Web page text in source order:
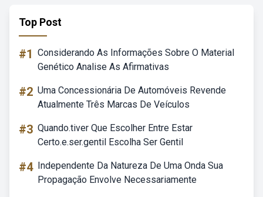
Top Post
#1 Considerando As Informações Sobre O Material
Genético Analise As Afirmativas
#2 Uma Concessionária De Automóveis Revende
Atualmente Três Marcas De Veículos
#3 Quando.tiver Que Escolher Entre Estar
Certo.e.ser.gentil Escolha Ser Gentil
#4 Independente Da Natureza De Uma Onda Sua
Propagação Envolve Necessariamente